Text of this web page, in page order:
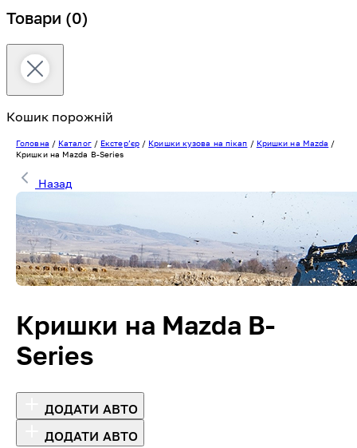
Товари (0)
Кошик порожній
Головна / Каталог/ Екстерʼєр/ Кришки кузова на пікап / Кришки на Mazda /
Кришки на Mazda B-Series
Назад
Кришки на Mazda B-
Series
ДОДАТИ АВТО
ДОДАТИ АВТО